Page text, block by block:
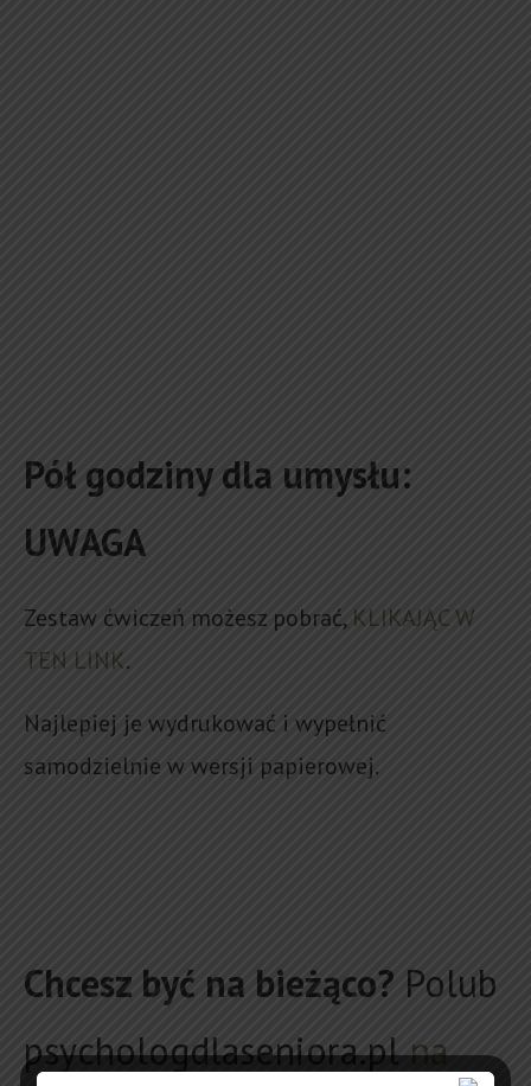
Pół godziny dla umysłu:
UWAGA
Zestaw ćwiczeń możesz pobrać, KLIKAJĄC W
TEN LINK.
Najlepiej je wydrukować i wypełnić
samodzielnie w wersji papierowej.
Chcesz być na bieżąco? Polub
psychologdlaseniora.plna